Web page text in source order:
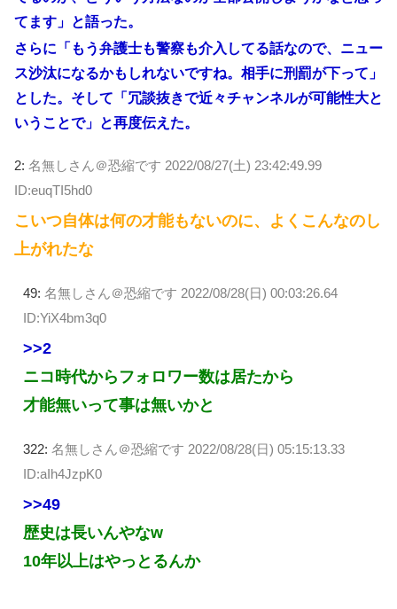
てます」と語った。
さらに「もう弁護士も警察も介入してる話なので、ニュー
ス沙汰になるかもしれないですね。相手に刑罰が下って」
とした。そして「冗談抜きで近々チャンネルが可能性大と
いうことで」と再度伝えた。
2: 名無しさん＠恐縮です 2022/08/27(土) 23:42:49.99
ID:euqTI5hd0
こいつ自体は何の才能もないのに、よくこんなのし
上がれたな
49: 名無しさん＠恐縮です 2022/08/28(日) 00:03:26.64
ID:YiX4bm3q0
>>2
ニコ時代からフォロワー数は居たから
才能無いって事は無いかと
322: 名無しさん＠恐縮です 2022/08/28(日) 05:15:13.33
ID:aIh4JzpK0
>>49
歴史は長いんやなw
10年以上はやっとるんか